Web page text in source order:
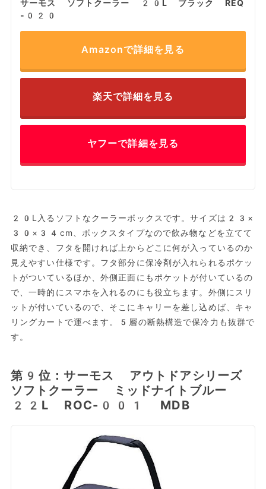
サーモス ソフトクーラー 20L ブラック REQ
-020
Amazonで詳細を見る
楽天で詳細を見る
ヤフーで詳細を見る
20L入るソフトなクーラーボックスです。サイズは23×
30×34cm、ボックスタイプなので飲み物などを立てて
収納でき、フタを開ければ上からどこに何が入っているのか
見えやすい仕様です。フタ部分に保冷剤が入れられるポケッ
トがついているほか、外側正面にもポケットが付いているの
で、一時的にスマホを入れるのにも役立ちます。外側にスリ
ットが付いているので、そこにキャリーを差し込めば、キャ
リングカートで運べます。5層の断熱構造で保冷力も抜群で
す。
第9位：サーモス アウトドアシリーズ
ソフトクーラー ミッドナイトブルー
22L ROC-001 MDB